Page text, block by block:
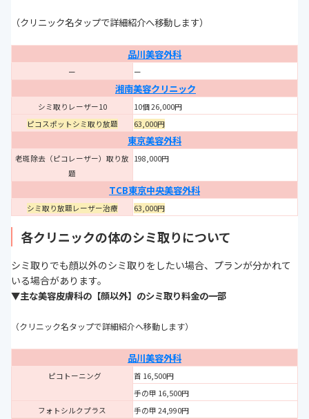
（クリニック名タップで詳細紹介へ移動します）
品川美容外科
ー ー
湘南美容クリニック
シミ取りレーザー10
10個 26,000円
ピコスポットシミ取り放題
63,000円
東京美容外科
老斑除去（ピコレーザー）取り放
題
198,000円
TCB東京中央美容外科
シミ取り放題レーザー治療 63,000円
各クリニックの体のシミ取りについて
シミ取りでも顔以外のシミ取りをしたい場合、プランが分かれて
いる場合があります。
▼主な美容皮膚科の【顔以外】のシミ取り料金の一部
（クリニック名タップで詳細紹介へ移動します）
品川美容外科
ピコトーニング
首 16,500円
手の甲 16,500円
フォトシルクプラス
手の甲 24,990円